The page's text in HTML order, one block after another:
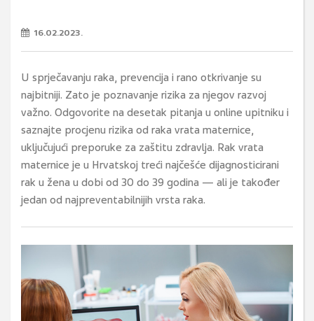
16.02.2023.
U sprječavanju raka, prevencija i rano otkrivanje su
najbitniji. Zato je poznavanje rizika za njegov razvoj
važno. Odgovorite na desetak pitanja u online upitniku i
saznajte procjenu rizika od raka vrata maternice,
uključujući preporuke za zaštitu zdravlja. Rak vrata
maternice je u Hrvatskoj treći najčešće dijagnosticirani
rak u žena u dobi od 30 do 39 godina — ali je također
jedan od najpreventabilnijih vrsta raka.